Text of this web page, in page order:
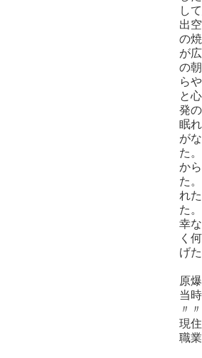
し
出
の
が
の
ら
と
発
眠
が
た
か
た
れ
た
幸
く
げ
原
当
〃
現
職